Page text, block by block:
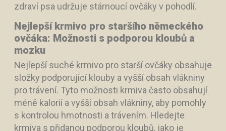
zdraví psa udržuje stárnoucí ovčáky v pohodlí.
Nejlepší krmivo pro staršího německého
ovčáka: Možnosti s podporou kloubů a
mozku
Nejlepší suché krmivo pro starší ovčáky obsahuje
složky podporující klouby a vyšší obsah vlákniny
pro trávení. Tyto možnosti krmiva často obsahují
méně kalorií a vyšší obsah vlákniny, aby pomohly
s kontrolou hmotnosti a trávením. Hledejte
krmiva s přidanou podporou kloubů, jako je